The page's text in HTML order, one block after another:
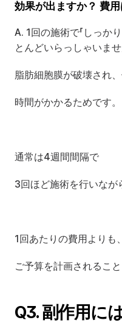
効果が出ますか？ 費
A. 1回の施術で「しっか
とんどいらっしゃいませ
脂肪細胞膜が破壊され
時間がかかるためです。
通常は4週間間隔で
3回ほど施術を行いなが
1回あたりの費用よりも
ご予算を計画されるこ
Q3. 副作用に